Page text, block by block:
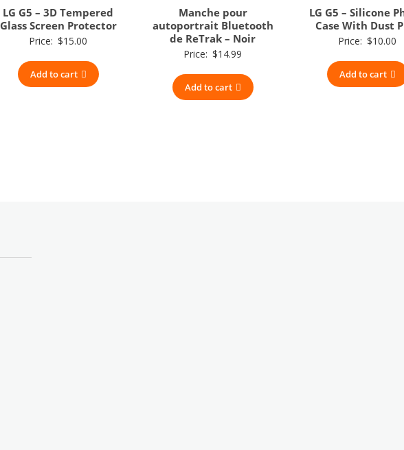
LG G5 – 3D Tempered
Glass Screen Protector
Price: $15.00
Add to cart
Manche pour
autoportrait Bluetooth
de ReTrak – Noir
Price: $14.99
Add to cart
LG G5 – Silicone
Case With Dust
Price: $10.00
Add to cart